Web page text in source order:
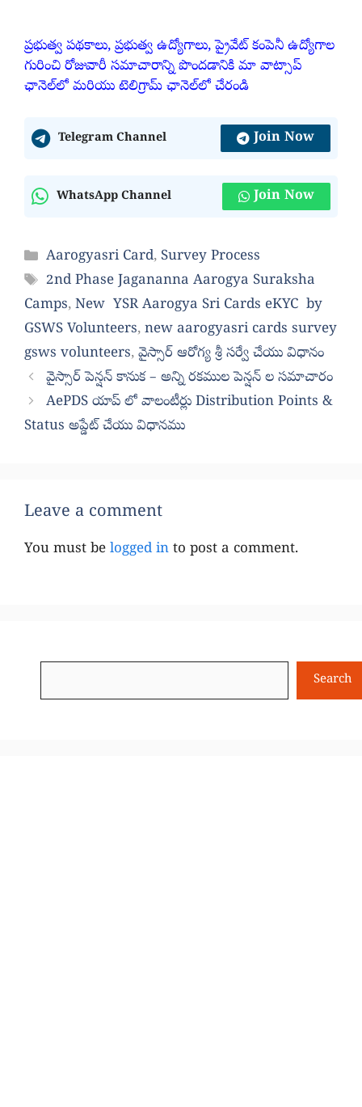
ప్రభుత్వ పథకాలు, ప్రభుత్వ ఉద్యోగాలు, ప్రైవేట్ కంపెనీ ఉద్యోగాల
గురించి రోజువారీ సమాచారాన్ని పొందడానికి మా వాట్సాప్
ఛానెల్‌లో మరియు టెలిగ్రామ్ ఛానెల్‌లో చేరండి
Telegram Channel Join Now
WhatsApp Channel Join Now
Categories
Aarogyasri Card, Survey Process
Tags
2nd Phase Jagananna Aarogya Suraksha
Camps, New YSR Aarogya Sri Cards eKYC by
GSWS Volunteers, new aarogyasri cards survey
gsws volunteers, వైస్సార్ ఆరోగ్య శ్రీ సర్వే చేయు విధానం
వైస్సార్ పెన్షన్ కానుక – అన్ని రకముల పెన్షన్ ల సమాచారం
AePDS యాప్ లో వాలంటీర్లు Distribution Points &
Status అప్డేట్ చేయు విధానము
Leave a comment
You must be logged in to post a comment.
Search